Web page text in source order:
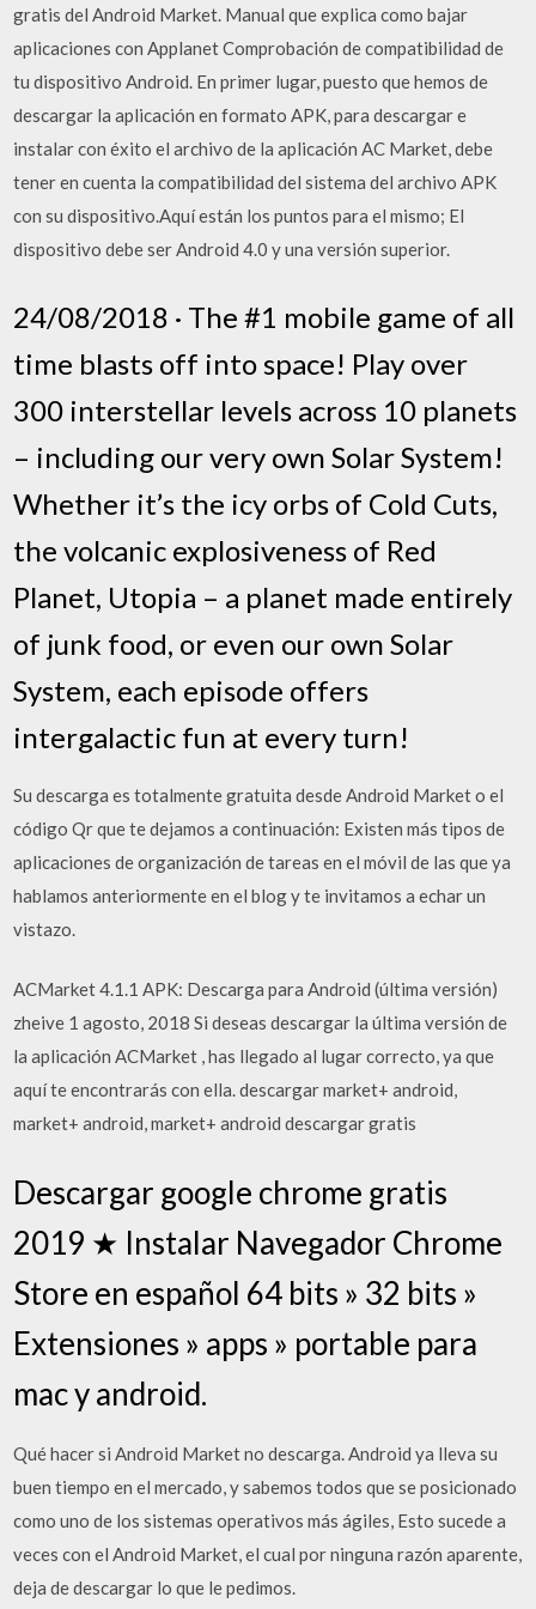
gratis del Android Market. Manual que explica como bajar
aplicaciones con Applanet Comprobación de compatibilidad de
tu dispositivo Android. En primer lugar, puesto que hemos de
descargar la aplicación en formato APK, para descargar e
instalar con éxito el archivo de la aplicación AC Market, debe
tener en cuenta la compatibilidad del sistema del archivo APK
con su dispositivo.Aquí están los puntos para el mismo; El
dispositivo debe ser Android 4.0 y una versión superior.
24/08/2018 · The #1 mobile game of all
time blasts off into space! Play over
300 interstellar levels across 10 planets
– including our very own Solar System!
Whether it’s the icy orbs of Cold Cuts,
the volcanic explosiveness of Red
Planet, Utopia – a planet made entirely
of junk food, or even our own Solar
System, each episode offers
intergalactic fun at every turn!
Su descarga es totalmente gratuita desde Android Market o el
código Qr que te dejamos a continuación: Existen más tipos de
aplicaciones de organización de tareas en el móvil de las que ya
hablamos anteriormente en el blog y te invitamos a echar un
vistazo.
ACMarket 4.1.1 APK: Descarga para Android (última versión)
zheive 1 agosto, 2018 Si deseas descargar la última versión de
la aplicación ACMarket , has llegado al lugar correcto, ya que
aquí te encontrarás con ella. descargar market+ android,
market+ android, market+ android descargar gratis
Descargar google chrome gratis
2019 ★ Instalar Navegador Chrome
Store en español 64 bits » 32 bits »
Extensiones » apps » portable para
mac y android.
Qué hacer si Android Market no descarga. Android ya lleva su
buen tiempo en el mercado, y sabemos todos que se posicionado
como uno de los sistemas operativos más ágiles, Esto sucede a
veces con el Android Market, el cual por ninguna razón aparente,
deja de descargar lo que le pedimos.